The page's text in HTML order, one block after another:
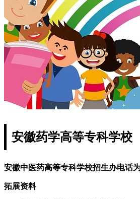
安徽药学高等专科学校
安徽中医药高等专科学校招生办电话为
拓展资料